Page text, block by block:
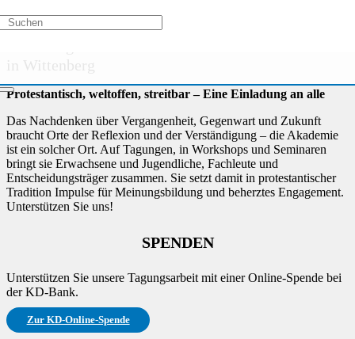
Aktivitätstypen /Veranstaltungsreihe
Protestantisch, weltoffen, streitbar – Eine Einladung an alle
Das Nachdenken über Vergangenheit, Gegenwart und Zukunft
braucht Orte der Reflexion und der Verständigung – die Akademie
ist ein solcher Ort. Auf Tagungen, in Workshops und Seminaren
bringt sie Erwachsene und Jugendliche, Fachleute und
Entscheidungsträger zusammen. Sie setzt damit in protestantischer
Tradition Impulse für Meinungsbildung und beherztes Engagement.
Unterstützen Sie uns!
SPENDEN
Unterstützen Sie unsere Tagungsarbeit mit einer Online-Spende bei
der KD-Bank.
Zur KD-Online-Spende